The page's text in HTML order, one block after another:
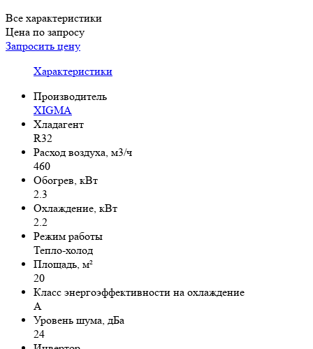
Все характеристики
Цена по запросу
Запросить цену
Характеристики
Производитель
XIGMA
Хладагент
R32
Расход воздуха, м3/ч
460
Обогрев, кВт
2.3
Охлаждение, кВт
2.2
Режим работы
Тепло-холод
Площадь, м²
20
Класс энергоэффективности на охлаждение
A
Уровень шума, дБа
24